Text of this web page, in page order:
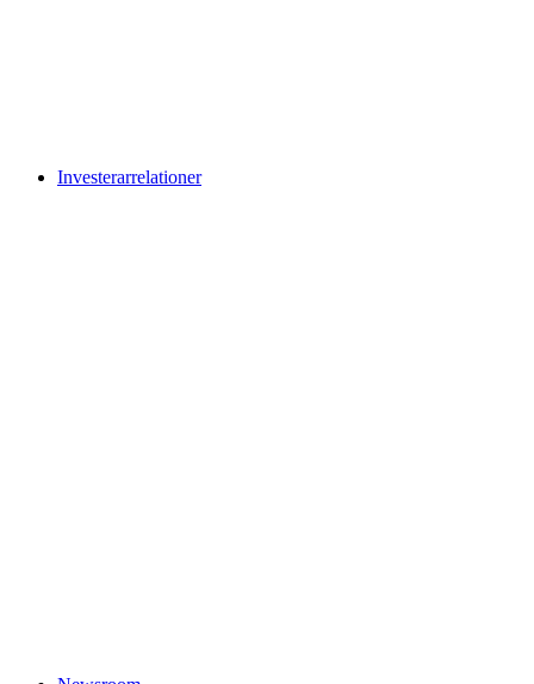
Investerarrelationer